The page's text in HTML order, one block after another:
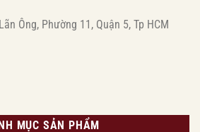
Ông, Phường 11, Quận 5, Tp HCM
MỤC SẢN PHẨM